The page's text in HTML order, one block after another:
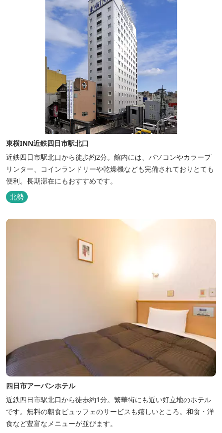
東横INN近鉄四日市駅北口
近鉄四日市駅北口から徒歩約2分。館内には、パソコンやカラープ
リンター、コインランドリーや乾燥機なども完備されておりとても
便利。長期滞在にもおすすめです。
北勢
四日市アーバンホテル
近鉄四日市駅北口から徒歩約1分。繁華街にも近い好立地のホテル
です。無料の朝食ビュッフェのサービスも嬉しいところ。和食・洋
食など豊富なメニューが並びます。